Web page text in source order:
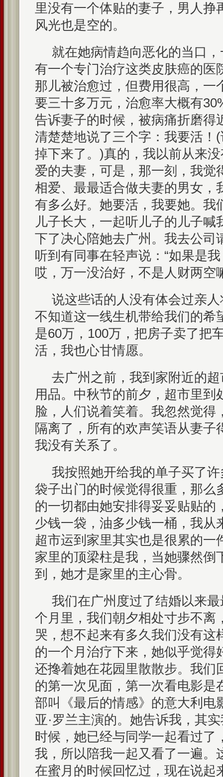
里没有一个体贴的妻子，男人挣
风光也是空的。
就在她病情趋向恶化的当口
有一个专门治疗这类皮肤癌的医
那儿被治愈过，但费用很高，一
要三十多万元，治愈率大概有
告诉妻子的时候，被病痛折磨得
清楚楚地说了三个字：我要活！
掉下来了。)真的，我以前从来
爱的夫妻，可是，那一刻，我觉
相爱、最最适合做夫妻的男女，
有多么好。她要活，我要她。我
儿子长大，一起听儿子的儿子喊
下了决心陪她去广州。我去公司
听到有同事在轻声说：“如果是
哎，万一没治好，不是人财两空
说这些话的人没有体会过亲
不知道这一线生机带给我们的希
是60万，100万，把房子卖了把
活，我也心甘情愿。
去广州之前，我到家附近的
用品。中秋节的前夕，超市里到
脸，人们说着笑着。我忽然觉得
隔离了，所有的欢声笑语从妻子
我没有关系了。
我按照她开给我的单子买了
袋子出门的时候觉得很重，那么
的一切都由她安排得妥妥贴贴的
少钱一袋，油多少钱一桶，我从
超市运到家里其实也是很累的一
家里的顶梁柱是我，当她骤然倒
到，她才是家里的主心骨。
我们在广州度过了结婚以来
个月里，我们朝夕相处寸步不离
哭，想不起来有多久我们没有这
的一个月治疗下来，她似乎觉得
还搀着她在花园里散散步。我们
的第一次见面，第一次看电影是
部叫《最后的情感》的意大利电
亚·罗兰主演的。她告诉我，其
时候，她已经与同学一起看过了
我，所以陪我一起又看了一遍。
在蜜月的时候回忆过，现在说起